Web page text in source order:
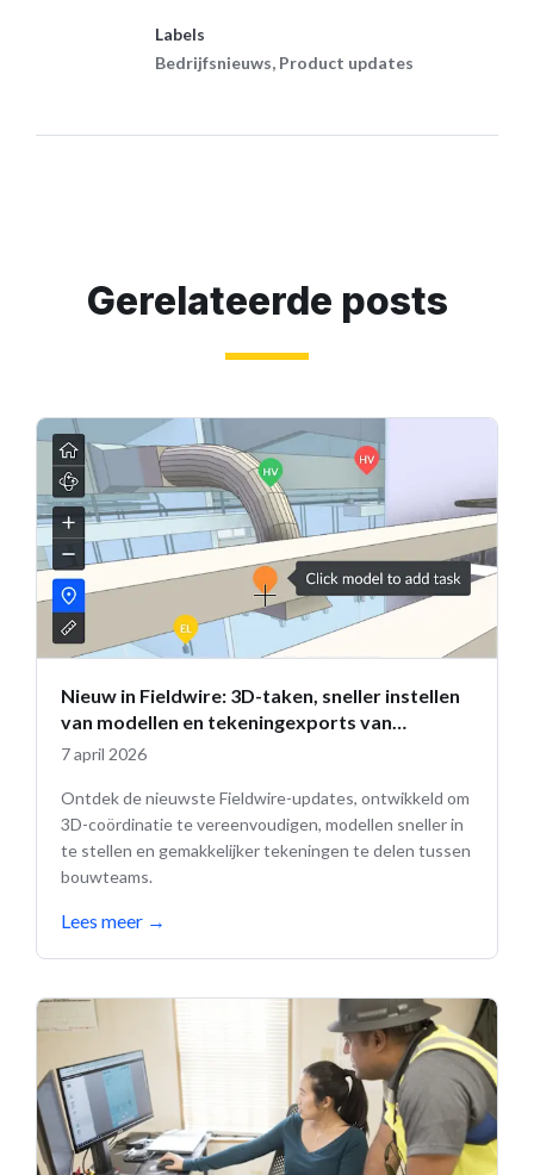
Labels
Bedrijfsnieuws, Product updates
Gerelateerde posts
Nieuw in Fieldwire: 3D-taken, sneller instellen
van modellen en tekeningexports van
meerdere pagina’s
7 april 2026
Ontdek de nieuwste Fieldwire-updates, ontwikkeld om
3D-coördinatie te vereenvoudigen, modellen sneller in
te stellen en gemakkelijker tekeningen te delen tussen
bouwteams.
Lees meer →